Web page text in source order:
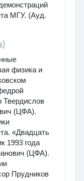
МГУ. (Ауд.
физика и
Твердислов
(ЦФА).
«Двадцать
1993 года
(ЦФА).
Прудников